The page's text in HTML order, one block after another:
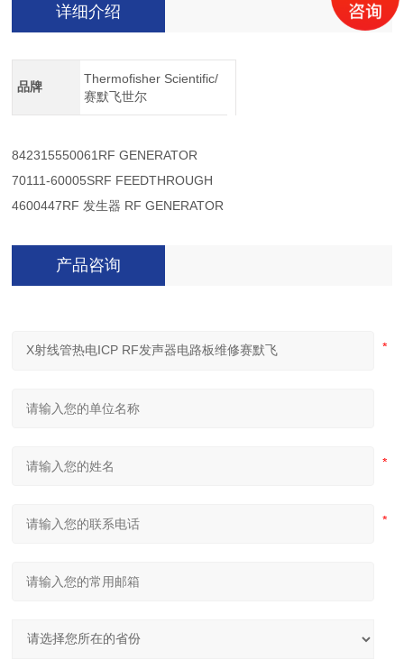
详细介绍
品牌
Thermofisher Scientific/
赛默飞世尔
842315550061 RF GENERATOR
70111-60005SRF FEEDTHROUGH
4600447RF 发生器 RF GENERATOR
产品咨询